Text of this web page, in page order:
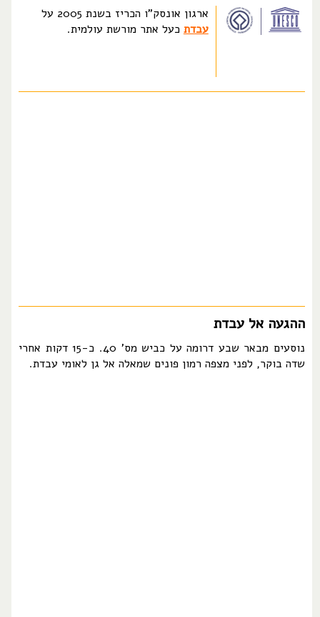
ארגון אונסק"ו הכריז בשנת 2005 על
עבדת כעל אתר מורשת עולמית.
ההגעה אל עבדת
נוסעים מבאר שבע דרומה על כביש מס' 40. כ-15 דקות אחרי
שדה בוקר, לפני מצפה רמון פונים שמאלה אל גן לאומי עבדת.